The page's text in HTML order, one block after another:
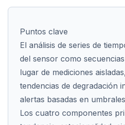
Puntos clave
El análisis de series de
del sensor como
lugar de mediciones
tendencias de degradación
alertas basadas en
Los cuatro componentes